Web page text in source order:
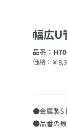
幅広U
品番：
価格：￥
●金属製S
●品番の